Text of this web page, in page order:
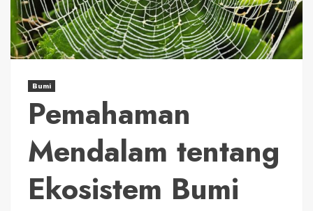
Bumi
Pemahaman
Mendalam tentang
Ekosistem Bumi